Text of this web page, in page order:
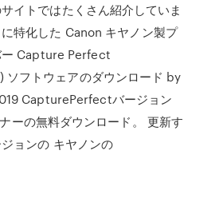
イトではたくさん紹介していま
特化した Canon キヤノン製プ
ー Capture Perfect
フトウェアのダウンロード by
CapturePerfectバージョン
ーの無料ダウンロード。 更新す
ョンの キヤノンの